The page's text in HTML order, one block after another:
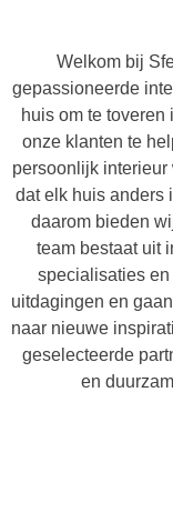
Welkom bij
gepassioneerde
huis om te
onze klanten te
persoonlijk
dat elk huis anders
daarom bieden
team bestaat uit
specialisaties
uitdagingen en
naar nieuwe
geselecteerde
en